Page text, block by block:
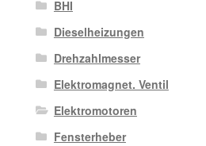
BHI
Dieselheizungen
Drehzahlmesser
Elektromagnet. Ventil
Elektromotoren
Fensterheber